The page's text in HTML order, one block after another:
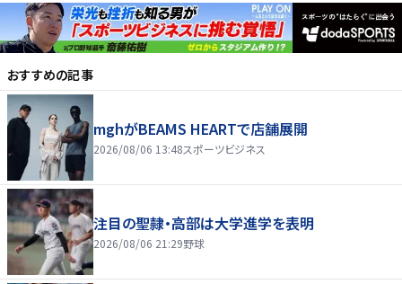
おすすめの記事
mghがBEAMS HEARTで店舗展開
2026/08/06 13:48スポーツビジネス
注目の聖隷・高部は大学進学を表明
2026/08/06 21:29野球